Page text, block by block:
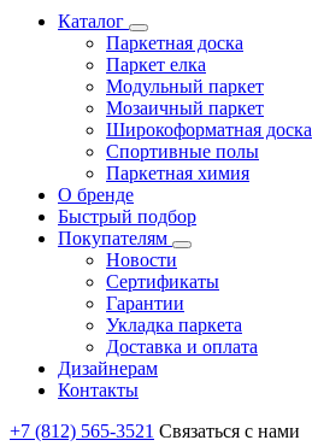
Каталог
Паркетная доска
Паркет елка
Модульный паркет
Мозаичный паркет
Широкоформатная доска
Спортивные полы
Паркетная химия
О бренде
Быстрый подбор
Покупателям
Новости
Сертификаты
Гарантии
Укладка паркета
Доставка и оплата
Дизайнерам
Контакты
+7 (812) 565-3521 Связаться с нами